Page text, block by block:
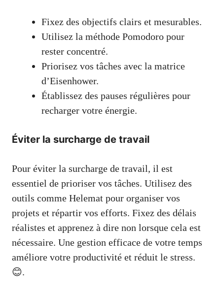
Fixez des objectifs clairs et mesurables.
Utilisez la méthode Pomodoro pour
rester concentré.
Priorisez vos tâches avec la matrice
d’Eisenhower.
Établissez des pauses régulières pour
recharger votre énergie.
Éviter la surcharge de travail
Pour éviter la surcharge de travail, il est
essentiel de prioriser vos tâches. Utilisez des
outils comme Helemat pour organiser vos
projets et répartir vos efforts. Fixez des délais
réalistes et apprenez à dire non lorsque cela est
nécessaire. Une gestion efficace de votre temps
améliore votre productivité et réduit le stress.
😊.